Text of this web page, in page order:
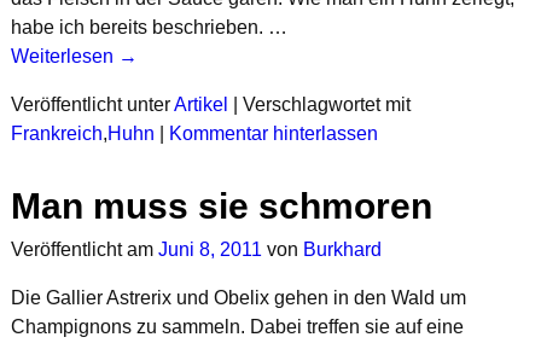
habe ich bereits beschrieben. …
Weiterlesen →
Veröffentlicht unterArtikel
Verschlagwortet mit
Frankreich,Huhn Kommentar hinterlassen
Man muss sie schmoren
Veröffentlicht am Juni 8, 2011 von Burkhard
Die Gallier Astrerix und Obelix gehen in den Wald um
Champignons zu sammeln. Dabei treffen sie auf eine